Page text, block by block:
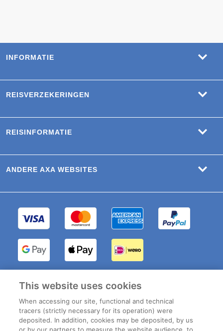
INFORMATIE
REISVERZEKERINGEN
REISINFORMATIE
ANDERE AXA WEBSITES
INTER PARTNER
ASSISTANCE BELGIË (lid
van de AXA Groep) -
Boulevard du Régent 7,
1000 Brussel, België –
Belgische vestiging van
This website uses cookies
When accessing our site, functional and technical
tracers (strictly necessary for its operation) were
deposited. In addition, cookies may be deposited, by us